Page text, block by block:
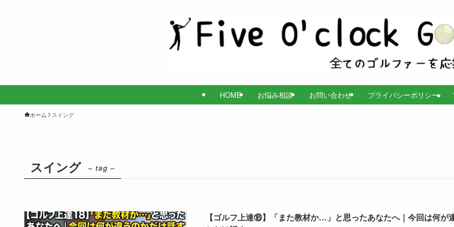
HOME お悩み相談 お問い合わせ プライバシーポリシー
ホーム スイング
スイング – tag –
【ゴルフ上達⑱】「また教材か…」と思ったあなたへ｜今回は何が